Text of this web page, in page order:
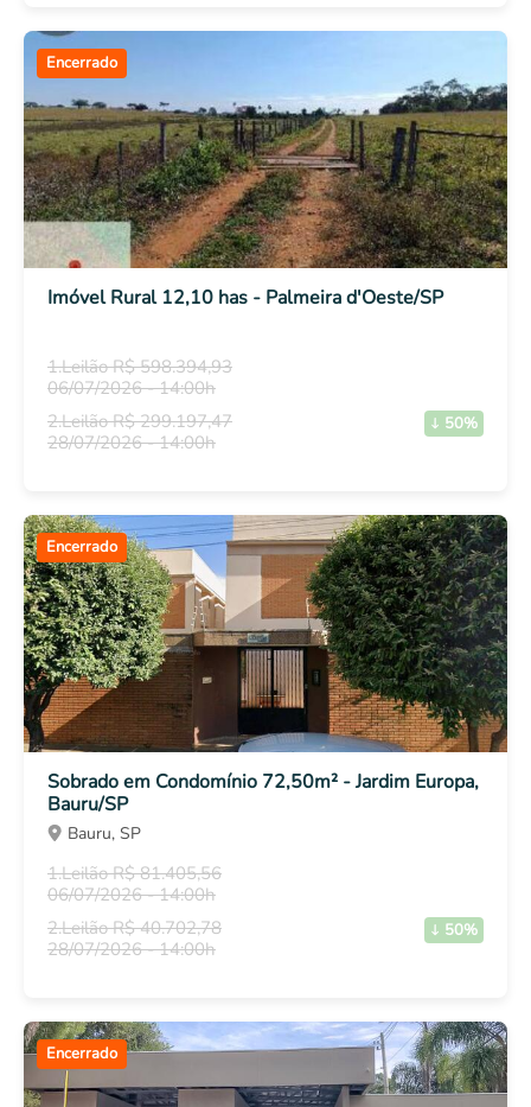
Encerrado
Imóvel Rural 12,10 has - Palmeira d'Oeste/SP
1.Leilão R$ 598.394,93
06/07/2026 - 14:00h
2.Leilão R$ 299.197,47
28/07/2026 - 14:00h
50%
Encerrado
Sobrado em Condomínio 72,50m² - Jardim Europa,
Bauru/SP
Bauru, SP
1.Leilão R$ 81.405,56
06/07/2026 - 14:00h
2.Leilão R$ 40.702,78
28/07/2026 - 14:00h
50%
Encerrado